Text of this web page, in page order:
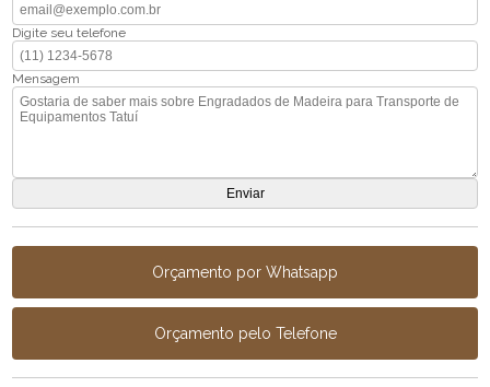
Digite seu telefone
Mensagem
Orçamento por Whatsapp
Orçamento pelo Telefone